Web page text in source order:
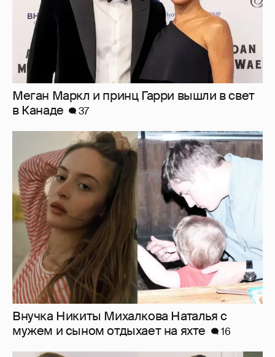
Внучка Никиты Михалкова Наталья с
мужем и сыном отдыхает на яхте